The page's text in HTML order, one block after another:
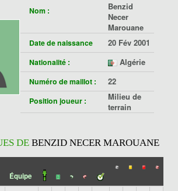
Nom :
Benzid
Necer
Marouane
Date de naissance 20 Fév 2001
Nationalité : Algérie
Numéro de maillot : 22
Position joueur :
Milieu de
terrain
DE BENZID NECER MAROUANE
Équipe